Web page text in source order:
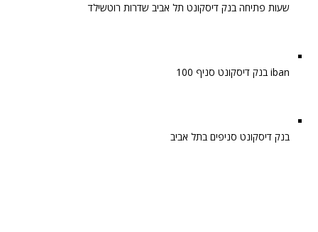
שעות פתיחה בנק דיסקונט תל אביב שדרות רוטשילד
iban בנק דיסקונט סניף 100
בנק דיסקונט סניפים בתל אביב